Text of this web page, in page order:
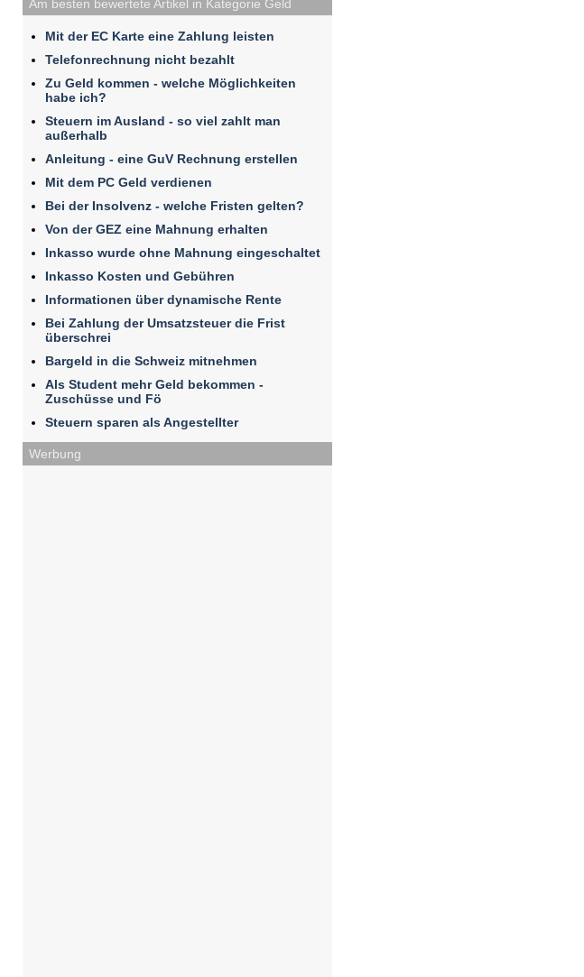
Am besten bewertete Artikel in Kategorie Geld
Mit der EC Karte eine Zahlung leisten
Telefonrechnung nicht bezahlt
Zu Geld kommen - welche Möglichkeiten
habe ich?
Steuern im Ausland - so viel zahlt man
außerhalb
Anleitung - eine GuV Rechnung erstellen
Mit dem PC Geld verdienen
Bei der Insolvenz - welche Fristen gelten?
Von der GEZ eine Mahnung erhalten
Inkasso wurde ohne Mahnung eingeschaltet
Inkasso Kosten und Gebühren
Informationen über dynamische Rente
Bei Zahlung der Umsatzsteuer die Frist
überschrei
Bargeld in die Schweiz mitnehmen
Als Student mehr Geld bekommen -
Zuschüsse und Fö
Steuern sparen als Angestellter
Werbung